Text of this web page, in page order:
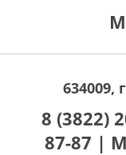
634009,
8 (3822)
87-87 |